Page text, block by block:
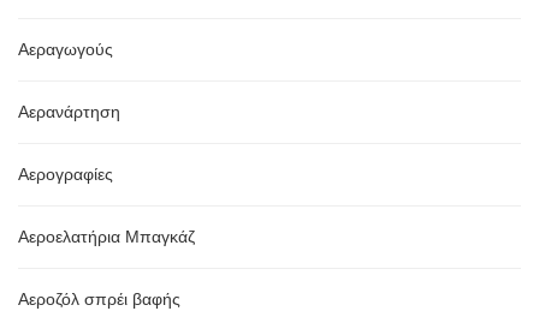
Αεραγωγούς
Αερανάρτηση
Αερογραφίες
Αεροελατήρια Μπαγκάζ
Αεροζόλ σπρέι βαφής